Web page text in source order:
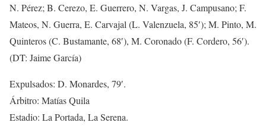
N. Pérez; B. Cerezo, E. Guerrero, N. Vargas, J. Campusano; F.
Mateos, N. Guerra, E. Carvajal (L. Valenzuela, 85′); M. Pinto, M.
Quinteros (C. Bustamante, 68′), M. Coronado (F. Cordero, 56′).
(DT: Jaime García)
Expulsados: D. Monardes, 79′.
Árbitro: Matías Quila
Estadio: La Portada, La Serena.